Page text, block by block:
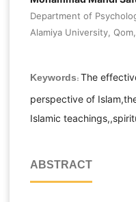
Department of
Alamiya University,
Keywords: The
perspective of
Islamic
ABSTRACT